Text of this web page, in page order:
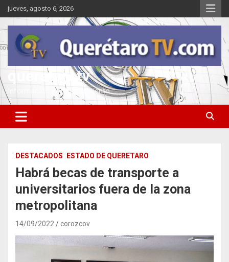
Saltar
al
contenido
jueves, agosto 6, 2026
queretarotv
Información y entretenimiento
DESTACADOS ESTADO DE QUERETARO
Habrá becas de transporte a
universitarios fuera de la zona
metropolitana
14/09/2022 corozcov